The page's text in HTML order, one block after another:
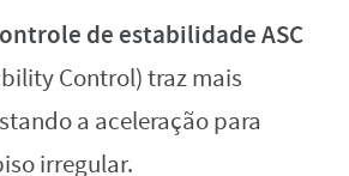
de estabilidade ASC
Control) traz mais
a aceleração para
irregular.